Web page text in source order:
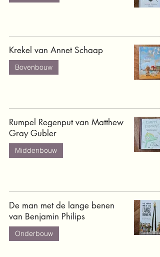
Krekel van Annet Schaap
Bovenbouw
Rumpel Regenput van Matthew
Gray Gubler
Middenbouw
De man met de lange benen
van Benjamin Philips
Onderbouw